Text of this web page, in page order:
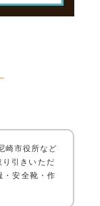
崎市役所など
引きいただ
・安全靴・作